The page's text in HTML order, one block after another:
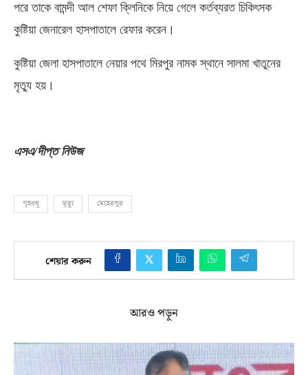
পরে তাকে বামন্দী আল শেফা ক্লিনিকে নিয়ে গেলে কর্তব্যরত চিকিৎসক
কুষ্টিয়া জেনারেল হাসপাতালে রেফার করেন।
কুষ্টিয়া জেলা হাসপাতালে নেয়ার পথে মিরপুর নামক স্থানে সালমা খাতুনের
মৃত্যু হয়।
এসএ/দীপ্ত নিউজ
গৃহবধূ মৃত্যু মেহেরপুর
শেয়ার করুন
আরও পড়ুন